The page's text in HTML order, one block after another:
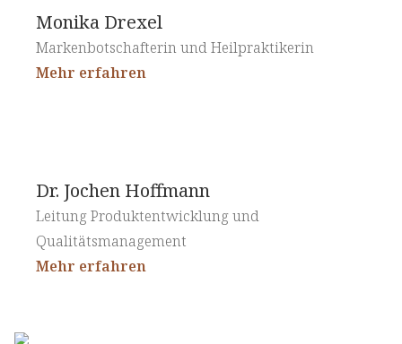
Monika Drexel
Markenbotschafterin und Heilpraktikerin
Mehr erfahren
Dr. Jochen Hoffmann
Leitung Produktentwicklung und
Qualitätsmanagement
Mehr erfahren